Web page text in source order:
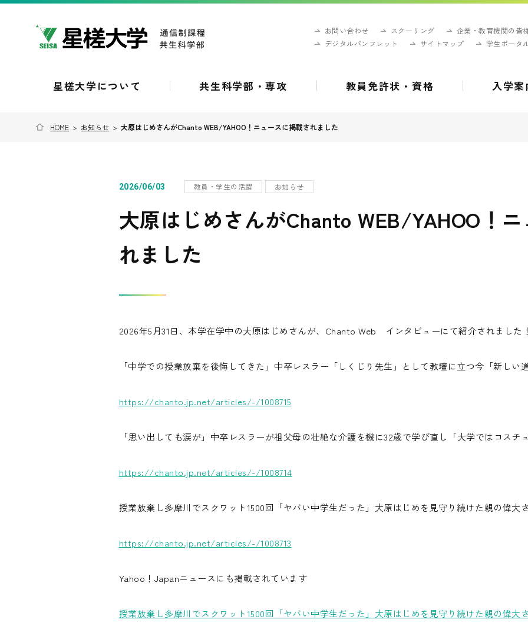
お問い合わせ スクーリング
企業・教育機関の皆
デジタルパンフレット
サイトマップ 学生ポータ
星槎大学について 共生科学部・専攻 教員免許状・資格 入学案
HOME > お知らせ >大原はじめさんがChanto WEB/YAHOO！ニュースに掲載されました
2026/06/03 教員・学生の活躍 お知らせ
大原はじめさんがChanto WEB/YAHOO！
れました
2026年5月31日、本学在学中の大原はじめさんが、Chanto Web インタビューにて紹介されました！
「中学での授業放棄を後悔してきた」中卒レスラー「しくじり先生」として教壇に立つ今「新しい
https://chanto.jp.net/articles/-/1008715
「思い出しても涙が」中卒レスラーが祖父母の壮絶な介護を機に32歳で学び直し「大学ではコスチ
https://chanto.jp.net/articles/-/1008714
授業放棄し多摩川でスクワット1500回「ヤバい中学生だった」大原はじめを見守り続けた親の偉大
https://chanto.jp.net/articles/-/1008713
Yahoo！Japanニュースにも掲載されています
授業放棄し多摩川でスクワット1500回「ヤバい中学生だった」大原はじめを見守り続けた親の偉大